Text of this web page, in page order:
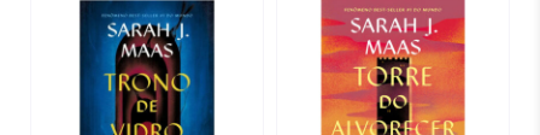
quantidade